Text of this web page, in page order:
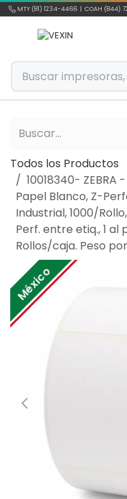
Ir al contenido
MTY (81) 1234-4466 | COAH (844)
Todos los Productos
10018340- ZEBRA
Papel Blanco, Z-
Industrial, 1000/
Perf. entre etiq., 1 al
Rollos/caja. Peso por
México